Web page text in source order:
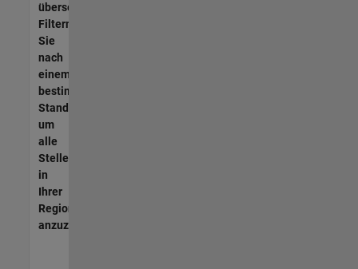
übersetzt.
Filtern
Sie
nach
einem
bestimmten
Standort,
um
alle
Stellenangebote
in
Ihrer
Region
anzuzeigen.